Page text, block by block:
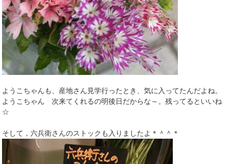
ようこちゃんも、産地さん見学行ったとき、気に入ってたんだよね。
ようこちゃん 次来てくれるの明後日だからな～。残ってるといいね
☆
そして，六兵衛さんのストックも入りましたよ＊＾＾＊